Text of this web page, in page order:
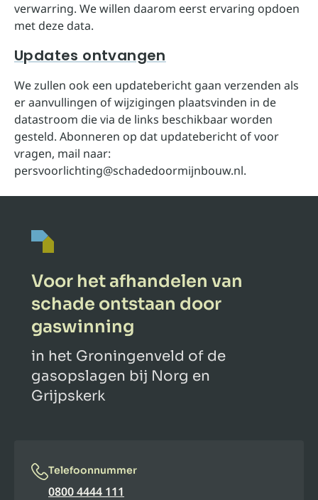
verwarring. We willen daarom eerst ervaring opdoen
met deze data.
Updates ontvangen
We zullen ook een updatebericht gaan verzenden als
er aanvullingen of wijzigingen plaatsvinden in de
datastroom die via de links beschikbaar worden
gesteld. Abonneren op dat updatebericht of voor
vragen, mail naar:
persvoorlichting@schadedoormijnbouw.nl.
Voor het afhandelen van
schade ontstaan door
gaswinning
in het Groningenveld of de
gasopslagen bij Norg en
Grijpskerk
Telefoonnummer
0800 4444 111